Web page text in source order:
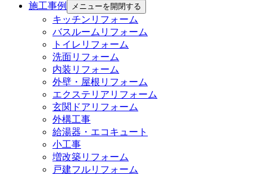
施工事例
メニューを開閉する
キッチンリフォーム
バスルームリフォーム
トイレリフォーム
洗面リフォーム
内装リフォーム
外壁・屋根リフォーム
エクステリアリフォーム
玄関ドアリフォーム
外構工事
給湯器・エコキュート
小工事
増改築リフォーム
戸建フルリフォーム